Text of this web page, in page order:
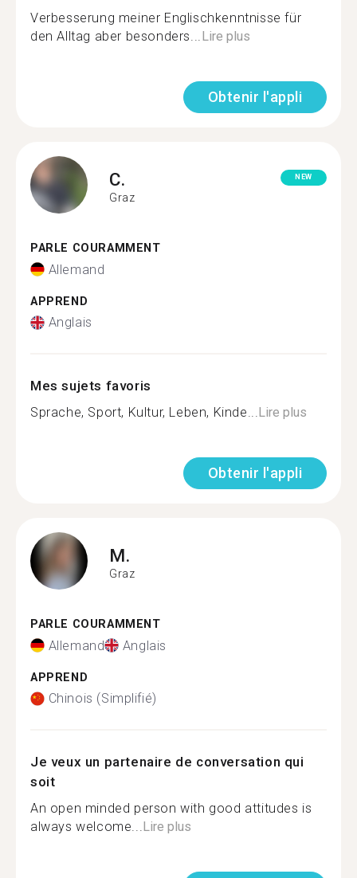
Verbesserung meiner Englischkenntnisse für
den Alltag aber besonders...Lire plus
Obtenir l'appli
C.
Graz
NEW
PARLE COURAMMENT
Allemand
APPREND
Anglais
Mes sujets favoris
Sprache, Sport, Kultur, Leben, Kinde...Lire plus
Obtenir l'appli
M.
Graz
PARLE COURAMMENT
Allemand Anglais
APPREND
Chinois (Simplifié)
Je veux un partenaire de conversation qui
soit
An open minded person with good attitudes is
always welcome...Lire plus